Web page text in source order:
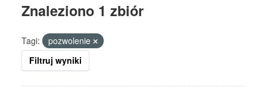
Znaleziono 1 zbiór
Tagi:
pozwolenie
Filtruj wyniki